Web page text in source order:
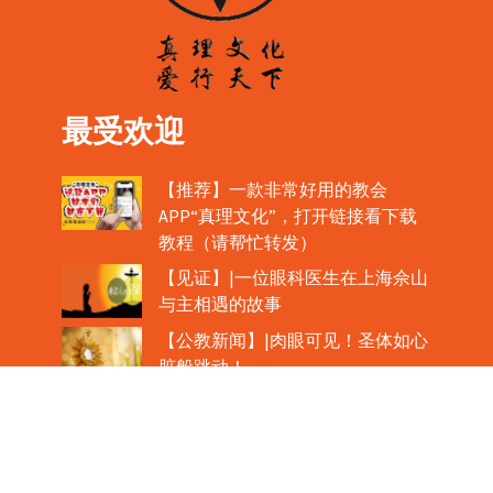
最受欢迎
【推荐】一款非常好用的教会
APP“真理文化”，打开链接看下载
教程（请帮忙转发）
【见证】|一位眼科医生在上海佘山
与主相遇的故事
【公教新闻】|肉眼可见！圣体如心
脏般跳动！